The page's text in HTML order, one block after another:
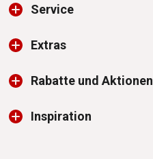
Service
Extras
Rabatte und Aktionen
Inspiration